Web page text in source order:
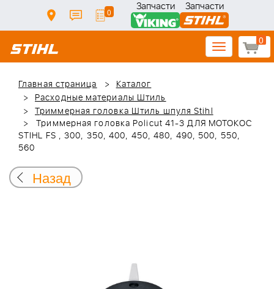
0 Запчасти Запчасти
0
Toggle
navigation
Главная страница
Каталог
Расходные материалы Штиль
Триммерная головка Штиль шпуля Stihl
Триммерная головка Policut 41-3 ДЛЯ МОТОКОС
STIHL FS , 300, 350, 400, 450, 480, 490, 500, 550,
560
Назад